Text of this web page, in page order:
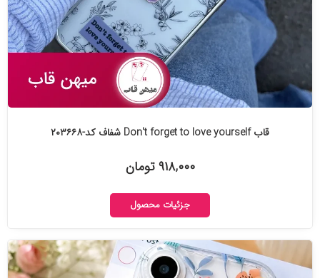
قاب Don't forget to love yourself شفاف کد-۲۰۳۶۶۸
۹۱۸,۰۰۰ تومان
جزئیات محصول